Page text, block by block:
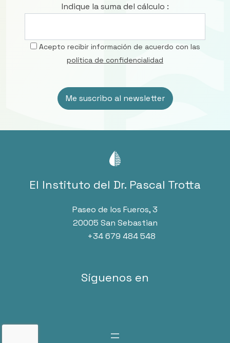
Indique la suma del cálculo :
Acepto recibir información de acuerdo con las
política de confidencialidad
El Instituto del Dr. Pascal Trotta
Paseo de los Fueros, 3
20005 San Sebastian
+34 679 484 548
Síguenos en